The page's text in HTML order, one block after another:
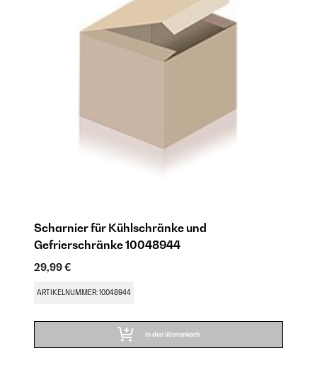
Scharnier für Kühlschränke und
Gefrierschränke 10048944
29,99 €
ARTIKELNUMMER: 10048944
In den Warenkorb